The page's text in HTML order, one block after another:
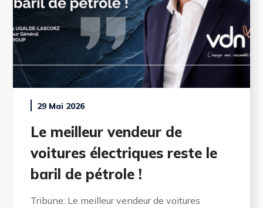
29 Mai 2026
Le meilleur vendeur de
voitures électriques reste le
baril de pétrole !
Tribune: Le meilleur vendeur de voitures